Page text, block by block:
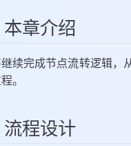
章介绍
续完成节点流转逻辑，
。
程设计